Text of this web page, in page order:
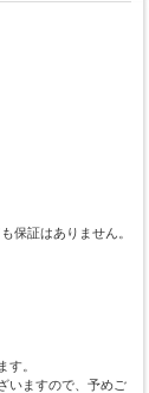
保証はありません。
す。
いますので、予めご